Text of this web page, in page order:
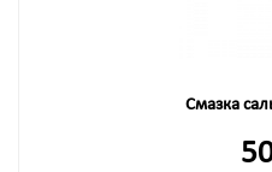
Смазка